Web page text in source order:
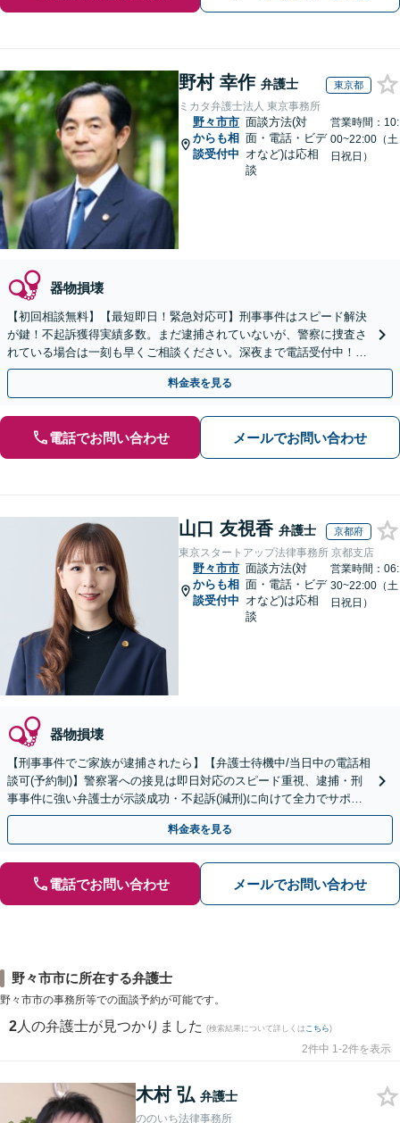
野村 幸作 弁護士 東京都
ミカタ弁護士法人 東京事務所
野々市市
からも相
談受付中
面談方法(対
面・電話・ビデ
オなど)は応相
談
営業時間：10:
00~22:00（土
日祝日）
器物損壊
【初回相談無料】【最短即日！緊急対応可】刑事事件はスピード解決
が鍵！不起訴獲得実績多数。まだ逮捕されていないが、警察に捜査さ
れている場合は一刻も早くご相談ください。深夜まで電話受付中！痴
漢／盗撮／のぞき／その他性犯罪など
料金表を見る
電話でお問い合わせ メールでお問い合わせ
山口 友視香 弁護士 京都府
東京スタートアップ法律事務所 京都支店
野々市市
からも相
談受付中
面談方法(対
面・電話・ビデ
オなど)は応相
談
営業時間：06:
30~22:00（土
日祝日）
器物損壊
【刑事事件でご家族が逮捕されたら】【弁護士待機中/当日中の電話相
談可(予約制)】警察署への接見は即日対応のスピード重視、逮捕・刑
事事件に強い弁護士が示談成功・不起訴(減刑)に向けて全力でサポー
トします。【加害者側の相談専門】
料金表を見る
電話でお問い合わせ メールでお問い合わせ
野々市市に所在する弁護士
野々市市の事務所等での面談予約が可能です。
2 人の弁護士が見つかりました (検索結果について詳しくは こちら)
2件中 1-2件を表示
木村 弘 弁護士
ののいち法律事務所